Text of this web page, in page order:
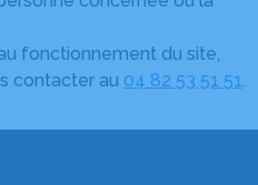
fonctionnement du site,
contacter au 04 82 53 51 51.